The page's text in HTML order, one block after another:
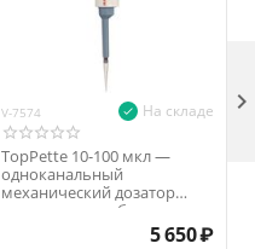
V-7574 На складе
TopPette 10-100 мкл —
одноканальный
механический дозатор
переменного объема
5 650₽
